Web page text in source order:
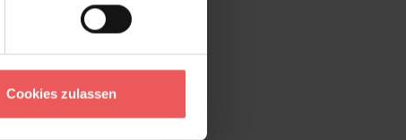
Cookies zulassen